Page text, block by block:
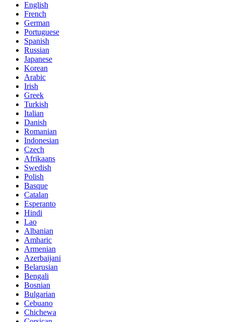
English
French
German
Portuguese
Spanish
Russian
Japanese
Korean
Arabic
Irish
Greek
Turkish
Italian
Danish
Romanian
Indonesian
Czech
Afrikaans
Swedish
Polish
Basque
Catalan
Esperanto
Hindi
Lao
Albanian
Amharic
Armenian
Azerbaijani
Belarusian
Bengali
Bosnian
Bulgarian
Cebuano
Chichewa